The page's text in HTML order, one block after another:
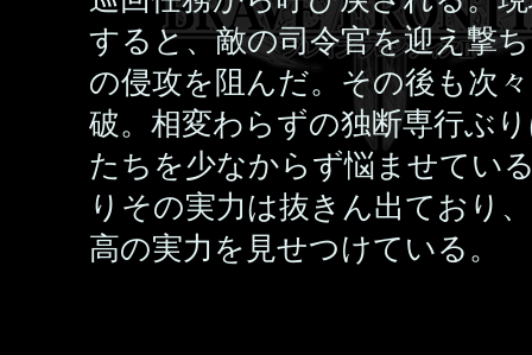
すると、敵の司令官を迎え撃
の侵攻を阻んだ。その後も次
破。相変わらずの独断専行ぶ
たちを少なからず悩ませてい
りその実力は抜きん出ており
高の実力を見せつけている。